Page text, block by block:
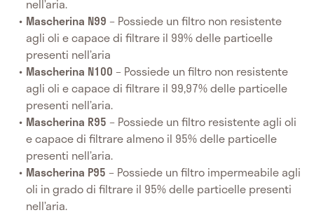
nell’aria.
Mascherina N99– Possiede un filtro non resistente
agli oli e capace di filtrare il 99% delle particelle
presenti nell’aria
Mascherina N100– Possiede un filtro non resistente
agli oli e capace di filtrare il 99,97% delle particelle
presenti nell’aria.
Mascherina R95 – Possiede un filtro resistente agli oli
e capace di filtrare almeno il 95% delle particelle
presenti nell’aria.
Mascherina P95– Possiede un filtro impermeabile agli
oli in grado di filtrare il 95% delle particelle presenti
nell’aria.